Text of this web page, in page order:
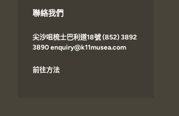
聯絡我們
尖沙咀梳士巴利道18號 (852) 3892
3890 enquiry@k11musea.com
前往方法